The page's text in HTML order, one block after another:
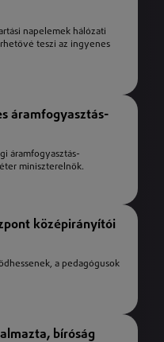
napelemek hálózati
teszi az ingyenes
áramfogyasztás-
áramfogyasztás-
miniszterelnök.
középirányítói
a pedagógusok
bíróság